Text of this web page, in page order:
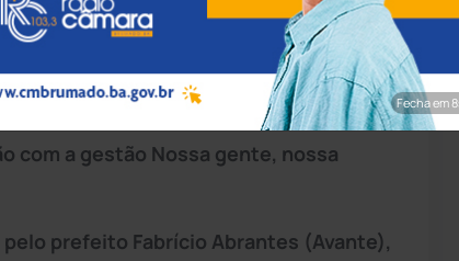
Secretaria deEducação
(Semed),
de pagamento e o rateio no valor de
básica.
a gestão Nossa gente, nossa
prefeito Fabrício Abrantes (Avante),
Fecha em